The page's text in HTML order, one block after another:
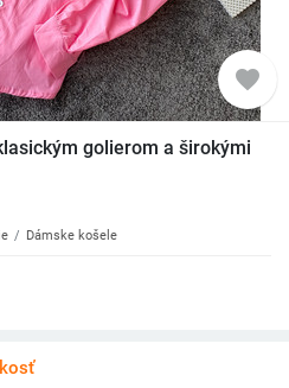
favorite
golierom a širokými
Dámske košele